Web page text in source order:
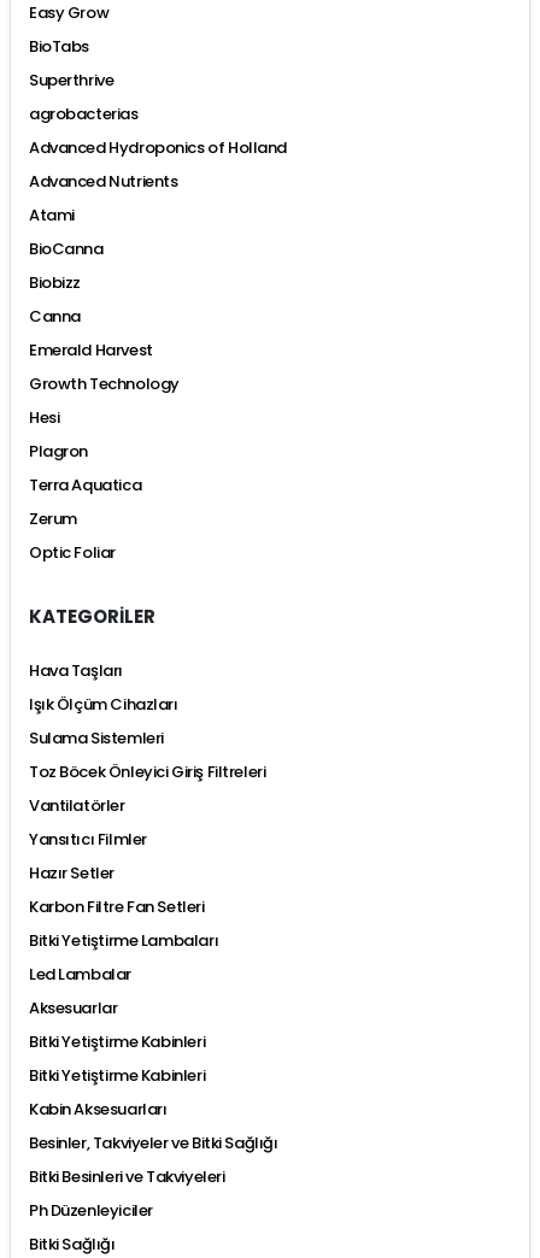
Easy Grow
BioTabs
Superthrive
agrobacterias
Advanced Hydroponics of Holland
Advanced Nutrients
Atami
BioCanna
Biobizz
Canna
Emerald Harvest
Growth Technology
Hesi
Plagron
Terra Aquatica
Zerum
Optic Foliar
KATEGORİLER
Hava Taşları
Işık Ölçüm Cihazları
Sulama Sistemleri
Toz Böcek Önleyici Giriş Filtreleri
Vantilatörler
Yansıtıcı Filmler
Hazır Setler
Karbon Filtre Fan Setleri
Bitki Yetiştirme Lambaları
Led Lambalar
Aksesuarlar
Bitki Yetiştirme Kabinleri
Bitki Yetiştirme Kabinleri
Kabin Aksesuarları
Besinler, Takviyeler ve Bitki Sağlığı
Bitki Besinleri ve Takviyeleri
Ph Düzenleyiciler
Bitki Sağlığı